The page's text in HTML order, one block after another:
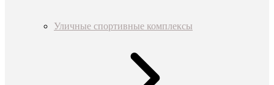
Уличные спортивные комплексы